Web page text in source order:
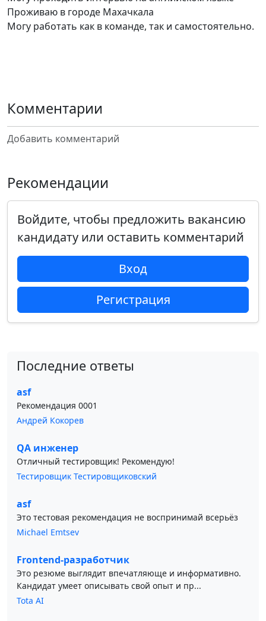
Проживаю в городе Махачкала
Могу работать как в команде, так и самостоятельно.
Комментарии
Добавить комментарий
Рекомендации
Войдите, чтобы предложить вакансию
кандидату или оставить комментарий
Вход
Регистрация
Последние ответы
asf
Рекомендация 0001
Андрей Кокорев
QA инженер
Отличный тестировщик! Рекомендую!
Тестировщик Тестировщиковский
asf
Это тестовая рекомендация не воспринимай всерьёз
Michael Emtsev
Frontend-разработчик
Это резюме выглядит впечатляюще и информативно.
Кандидат умеет описывать свой опыт и пр...
Tota AI